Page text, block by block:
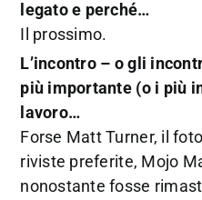
legato e perché…
Il prossimo.
L’incontro – o gli
più importante (o i più
lavoro…
Forse Matt Turner, il
riviste preferite, Mojo
nonostante fosse